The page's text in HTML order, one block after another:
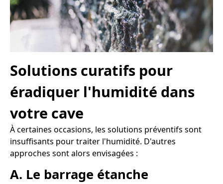
Solutions curatifs pour
éradiquer l'humidité dans
votre cave
À certaines occasions, les solutions préventifs sont
insuffisants pour traiter l'humidité. D'autres
approches sont alors envisagées :
A. Le barrage étanche